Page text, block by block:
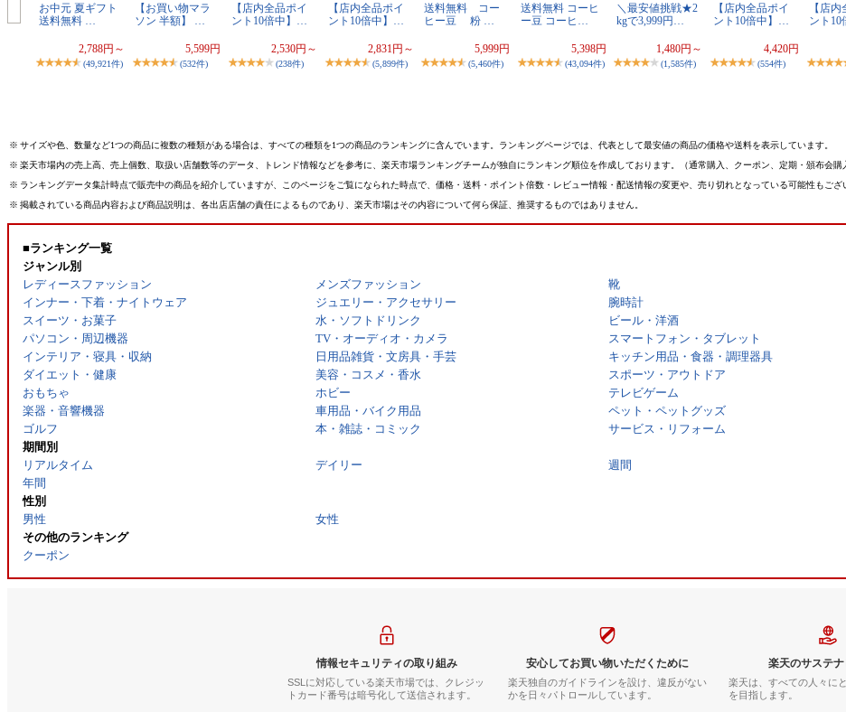
お中元 夏ギフト
送料無料 …
2,788円～
(49,921件)
【お買い物マラ
ソン 半額】 …
5,599円
(532件)
【店内全品ポイ
ント10倍中】…
2,530円～
(238件)
【店内全品ポイ
ント10倍中】…
2,831円～
(5,899件)
送料無料 コー
ヒー豆 粉 …
5,999円
(5,460件)
送料無料 コーヒ
ー豆 コーヒ…
5,398円
(43,094件)
＼最安値挑戦★2
kgで3,999円…
1,480円～
(1,585件)
【店内全品ポイ
ント10倍中】…
4,420円
(554件)
【店
ント10
※ サイズや色、数量など1つの商品に複数の種類がある場合は、すべての種類を1つの商品のランキングに含んでいます。ランキングページでは、代表として最安値の商品の価格や送料を表示しています。
※ 楽天市場内の売上高、売上個数、取扱い店舗数等のデータ、トレンド情報などを参考に、楽天市場ランキングチームが独自にランキング順位を作成しております。（通常購入、クーポン、定期・頒布会
※ ランキングデータ集計時点で販売中の商品を紹介していますが、このページをご覧になられた時点で、価格・送料・ポイント倍数・レビュー情報・配送情報の変更や、売り切れとなっている可能性もござ
※ 掲載されている商品内容および商品説明は、各出店店舗の責任によるものであり、楽天市場はその内容について何ら保証、推奨するものではありません。
■ランキング一覧
ジャンル別
レディースファッション
メンズファッション 靴
インナー・下着・ナイトウェア
ジュエリー・アクセサリー 腕時計
スイーツ・お菓子
水・ソフトドリンク ビール・洋酒
パソコン・周辺機器
TV・オーディオ・カメラ スマートフォン・タブレット
インテリア・寝具・収納
日用品雑貨・文房具・手芸 キッチン用品・食器・調理器具
ダイエット・健康
美容・コスメ・香水 スポーツ・アウトドア
おもちゃ
ホビー テレビゲーム
楽器・音響機器
車用品・バイク用品 ペット・ペットグッズ
ゴルフ
本・雑誌・コミック サービス・リフォーム
期間別
リアルタイム
デイリー 週間
年間
性別
男性
女性
その他のランキング
クーポン
情報セキュリティの取り組み
SSLに対応している楽天市場では、クレジッ
トカード番号は暗号化して送信されます。
安心してお買い物いただくために
楽天独自のガイドラインを設け、違反がない
かを日々パトロールしています。
楽天のサステナ
楽天は、すべての人々に
を目指します。